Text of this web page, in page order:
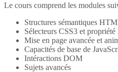
Le cours comprend les modules
Structures sémantiques
Sélecteurs CSS3 et propriété
Mise en page avancée et
Capacités de base de
Intéractions DOM
Sujets avancés